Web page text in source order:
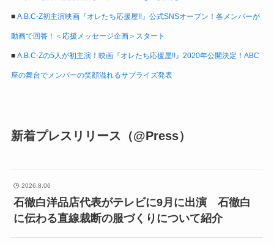
■ A.B.C-Z初主演映画『オレたち応援屋!!』公式SNSオープン！各メンバーが
動画で回答！＜応援メッセージ企画＞スタート
■ A.B.C-Zの5人が初主演！映画『オレたち応援屋!!』2020年公開決定！ABC
座の舞台でメンバーの笑顔溢れるサプライズ発表
新着プレスリリース（@Press）
2026.8.06
石徹白洋品店代表がテレビに9月に出演 石徹白
に伝わる直線裁断の服づくりについて紹介